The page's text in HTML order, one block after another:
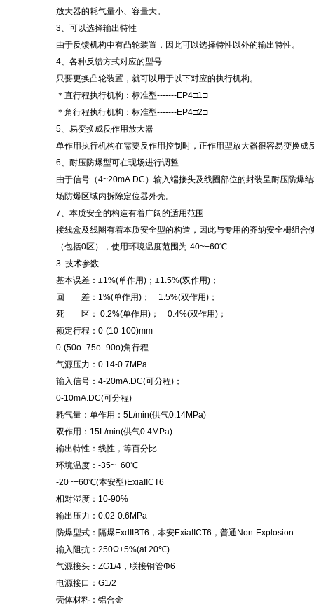
放大器的耗气量小、容量大。
3、可以选择输出特性
由于反馈机构中有凸轮装置，因此可以选择特性以外的输出特性。
4、各种反馈方式对应的型号
只要更换凸轮装置，就可以用于以下对应的执行机构。
＊直行程执行机构：标准型-------EP4□1□
＊角行程执行机构：标准型-------EP4□2□
5、易变换成反作用放大器
单作用执行机构在需要反作用控制时，正作用型放大器很容易变换成
6、耐压防爆型可在现场进行调整
由于信号（4~20mA.DC）输入端接头及线圈部位的封装呈耐压防爆
场防爆区域内拆除定位器外壳。
7、本质安全的构造有着广阔的适用范围
接线盒及线圈有着本质安全型的构造，因此与专用的齐纳安全栅组合
（包括0区），使用环境温度范围为-40~+60℃
3. 技术参数
基本误差：±1%(单作用)；±1.5%(双作用)；
回 差：1%(单作用)； 1.5%(双作用)；
死 区： 0.2%(单作用)； 0.4%(双作用)；
额定行程：0-(10-100)mm
0-(50o -75o -90o)角行程
气源压力：0.14-0.7MPa
输入信号：4-20mA.DC(可分程)；
0-10mA.DC(可分程)
耗气量：单作用：5L/min(供气0.14MPa)
双作用：15L/min(供气0.4MPa)
输出特性：线性，等百分比
环境温度：-35~+60℃
-20~+60℃(本安型)ExiaIICT6
相对湿度：10-90%
输出压力：0.02-0.6MPa
防爆型式：隔爆ExdIIBT6，本安ExiaIICT6，普通Non-Explosion
输入阻抗：250Ω±5%(at 20℃)
气源接头：ZG1/4，联接铜管Φ6
电源接口：G1/2
壳体材料：铝合金